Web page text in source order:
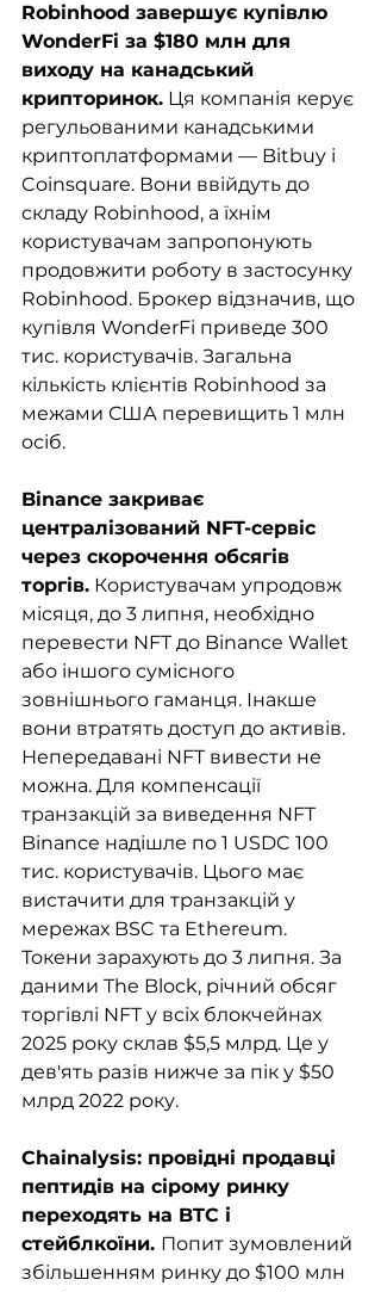
Robinhood завершує купівлю
WonderFi за $180 млн для
виходу на канадський
крипторинок. Ця компанія керує
регульованими канадськими
криптоплатформами — Bitbuy і
Coinsquare. Вони ввійдуть до
складу Robinhood, а їхнім
користувачам запропонують
продовжити роботу в застосунку
Robinhood. Брокер відзначив, що
купівля WonderFi приведе 300
тис. користувачів. Загальна
кількість клієнтів Robinhood за
межами США перевищить 1 млн
осіб.
Binance закриває
централізований NFT-сервіс
через скорочення обсягів
торгів. Користувачам упродовж
місяця, до 3 липня, необхідно
перевести NFT до Binance Wallet
або іншого сумісного
зовнішнього гаманця. Інакше
вони втратять доступ до активів.
Непередавані NFT вивести не
можна. Для компенсації
транзакцій за виведення NFT
Binance надішле по 1 USDC 100
тис. користувачів. Цього має
вистачити для транзакцій у
мережах BSC та Ethereum.
Токени зарахують до 3 липня. За
даними The Block, річний обсяг
торгівлі NFT у всіх блокчейнах
2025 року склав $5,5 млрд. Це у
дев'ять разів нижче за пік у $50
млрд 2022 року.
Chainalysis: провідні продавці
пептидів на сірому ринку
переходять на BTC і
стейблкоїни. Попит зумовлений
збільшенням ринку до $100 млн